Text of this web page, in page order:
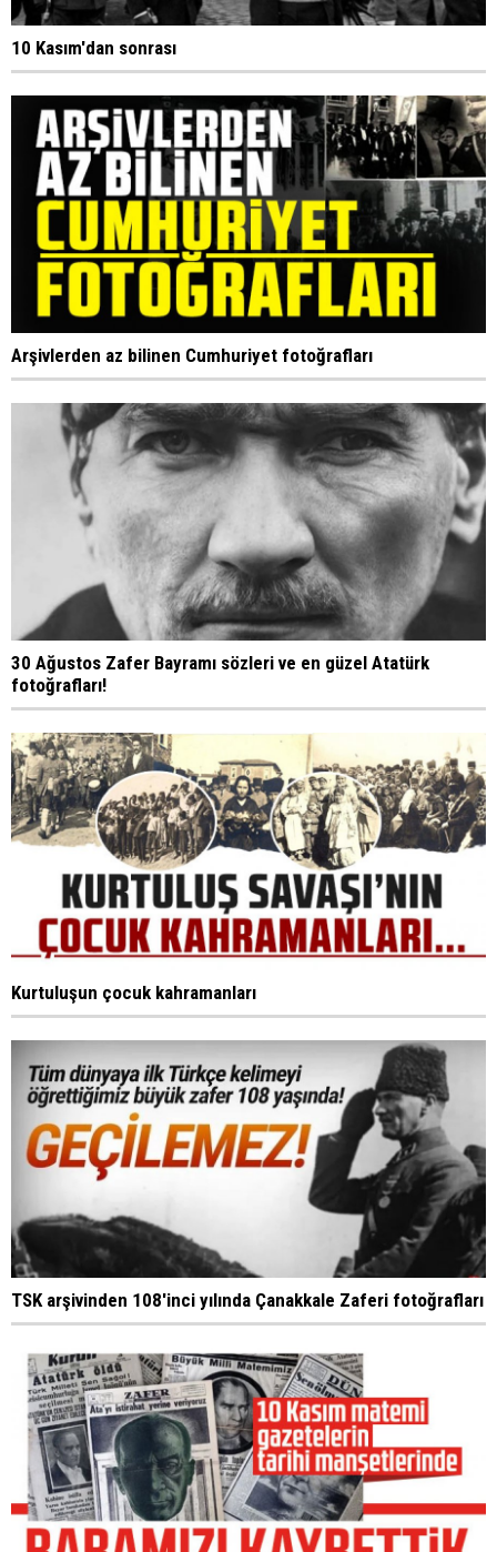
10 Kasım'dan sonrası
Arşivlerden az bilinen Cumhuriyet fotoğrafları
30 Ağustos Zafer Bayramı sözleri ve en güzel Atatürk
fotoğrafları!
Kurtuluşun çocuk kahramanları
TSK arşivinden 108'inci yılında Çanakkale Zaferi fotoğrafları